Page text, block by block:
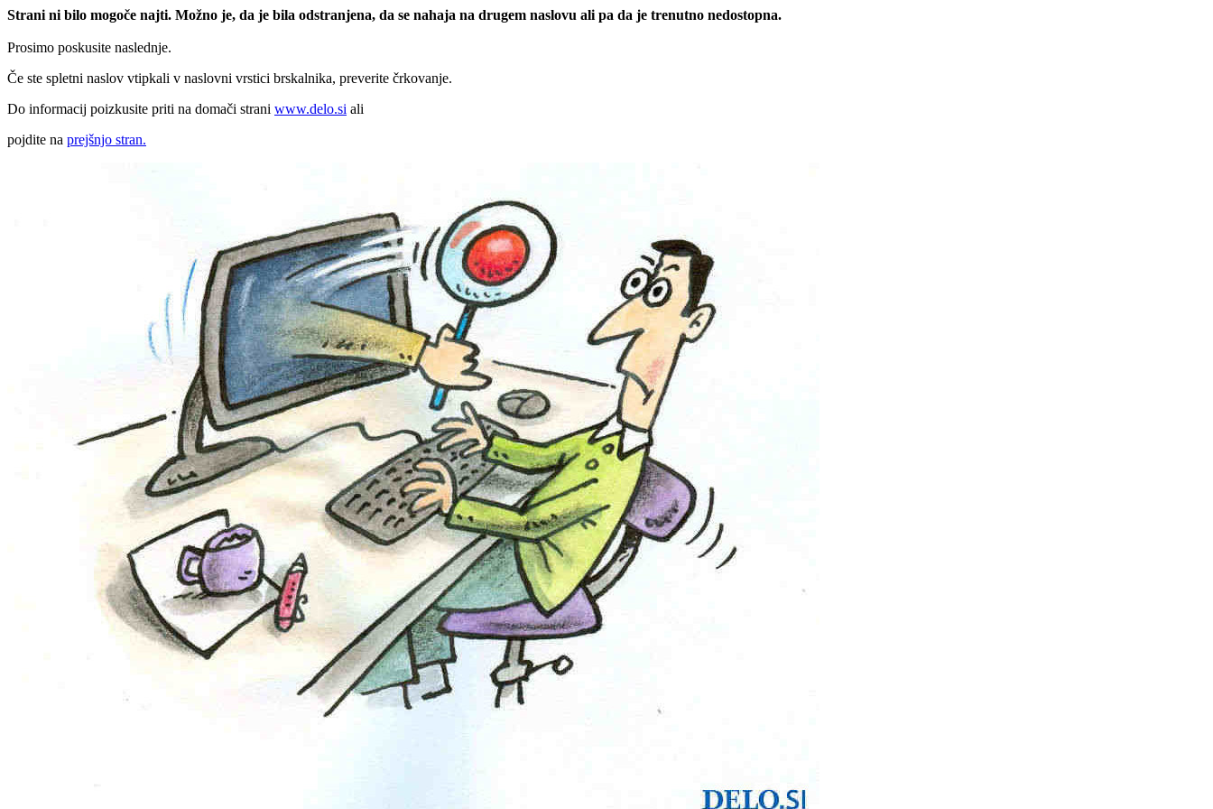
Strani ni bilo mogoče najti. Možno je, da je bila odstranjena, da se nahaja na drugem naslovu ali pa da je trenutno nedostopna.
Prosimo poskusite naslednje.
Če ste spletni naslov vtipkali v naslovni vrstici brskalnika, preverite črkovanje.
Do informacij poizkusite priti na domači strani www.delo.si ali
pojdite na prejšnjo stran.